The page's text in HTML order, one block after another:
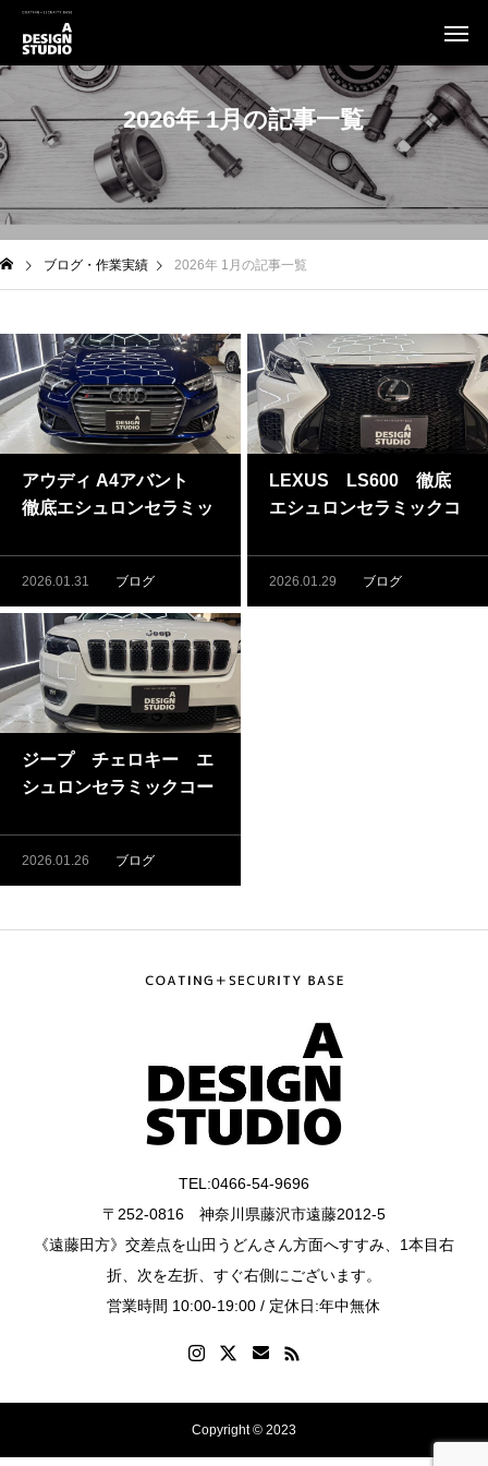
2026年 1月の記事一覧
ブログ・作業実績 2026年 1月の記事一覧
アウディ A4アバント
徹底エシュロンセラミッ
沢・茅ケ崎でセラミック
コーティングするならA
DSへ）
2026.01.31 ブログ
LEXUS LS600 徹底
エシュロンセラミックコ
茅ケ崎でセラミックコー
ティングするならADS
2026.01.29 ブログ
ジープ チェロキー エ
シュロンセラミックコー
ケ崎でセラミックコーテ
ィングするならADSへ）
2026.01.26 ブログ
TEL:0466-54-9696
〒252-0816 神奈川県藤沢市遠藤2012-5
《遠藤田方》交差点を山田うどんさん方面へすすみ、1本目右
折、次を左折、すぐ右側にございます。
営業時間 10:00-19:00 / 定休日:年中無休
Copyright © 2023